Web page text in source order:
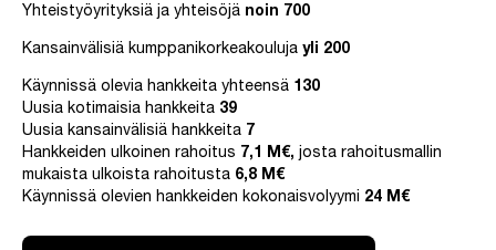
Yhteistyöyrityksiä ja yhteisöjä noin 700
Kansainvälisiä kumppanikorkeakouluja yli 200
Käynnissä olevia hankkeita yhteensä 130
Uusia kotimaisia hankkeita 39
Uusia kansainvälisiä hankkeita 7
Hankkeiden ulkoinen rahoitus 7,1 M€, josta rahoitusmallin
mukaista ulkoista rahoitusta 6,8 M€
Käynnissä olevien hankkeiden kokonaisvolyymi 24 M€